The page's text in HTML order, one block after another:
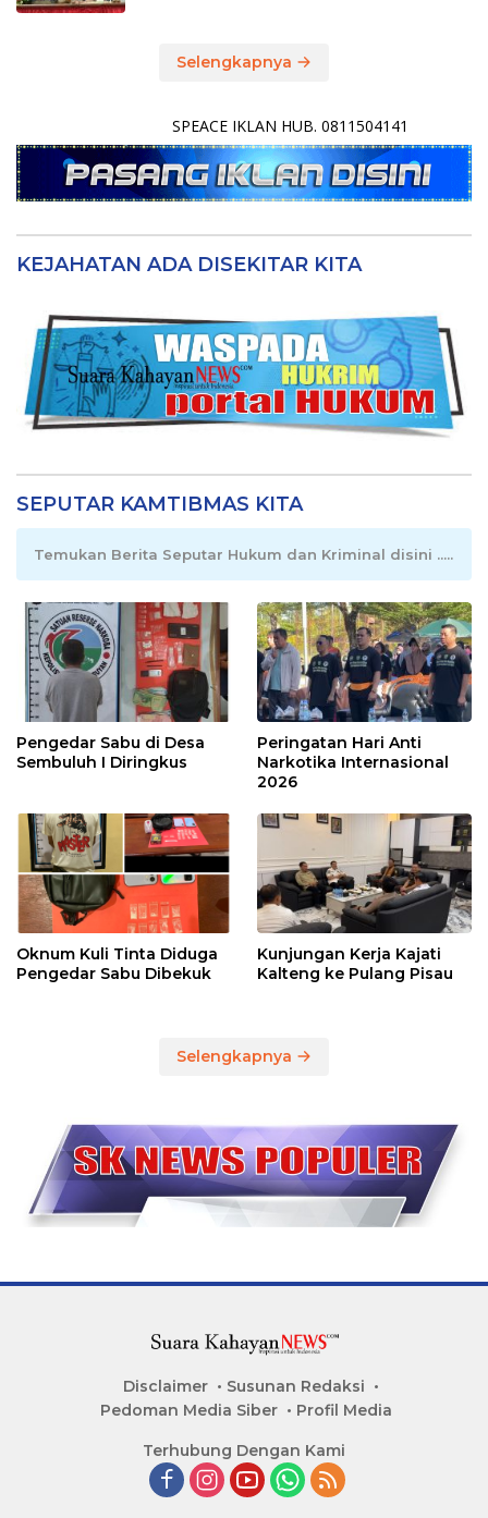
Selengkapnya
SPEACE IKLAN HUB. 0811504141
KEJAHATAN ADA DISEKITAR KITA
SEPUTAR KAMTIBMAS KITA
Temukan Berita Seputar Hukum dan Kriminal disini .....
Pengedar Sabu di Desa
Sembuluh I Diringkus
Peringatan Hari Anti
Narkotika Internasional
2026
Oknum Kuli Tinta Diduga
Pengedar Sabu Dibekuk
Kunjungan Kerja Kajati
Kalteng ke Pulang Pisau
Selengkapnya
Disclaimer
Susunan Redaksi
Pedoman Media Siber
Profil Media
Terhubung Dengan Kami